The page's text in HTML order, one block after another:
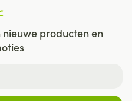
producten en